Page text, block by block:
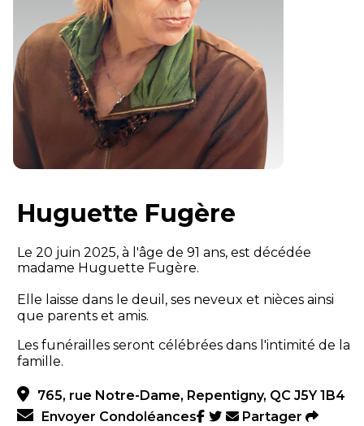
Huguette Fugère
Le 20 juin 2025, à l'âge de 91 ans, est décédée
madame Huguette Fugère.
Elle laisse dans le deuil, ses neveux et nièces ainsi
que parents et amis.
Les funérailles seront célébrées dans l'intimité de la
famille.
765, rue Notre-Dame, Repentigny, QC J5Y 1B4
Envoyer Condoléances
Partager